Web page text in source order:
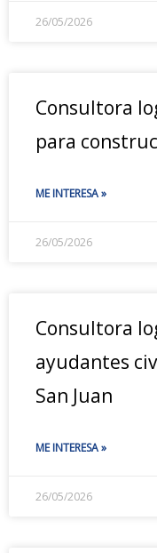
26/05/2026
Consultora
para
ME INTERESA »
26/05/2026
Consultora
ayudantes
San Juan
ME INTERESA »
26/05/2026